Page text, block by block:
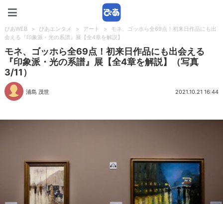
ぴあWEB > ぴあエンタメ > アート >
モネ、ゴッホら全69点！初来日作品にも出
会える『印象派・光の系譜』展【全4章を解説】
モネ、ゴッホら全69点！初来日作品にも出会える
『印象派・光の系譜』展【全4章を解説】（写真
3/11）
浦島 茂世 2021.10.21 16:44